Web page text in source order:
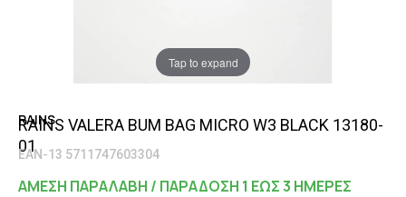
Tap to expand
RAINS
RAINS VALERA BUM BAG MICRO W3 BLACK 13180-
01
EAN-13 5711747603304
ΑΜΕΣΗ ΠΑΡΑΛΑΒΗ / ΠΑΡΑΔΟΣΗ 1 ΕΩΣ 3 ΗΜΕΡΕΣ